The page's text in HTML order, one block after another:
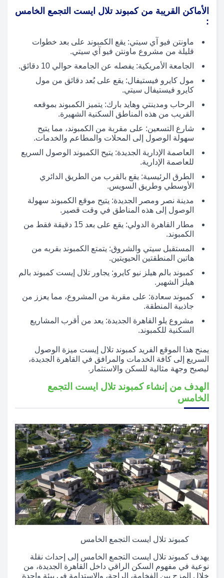
الأماكن القريبة من كمبوند تلال ايست التجمع الخامس
:
ماونتن فيو آي سيتي: يقع الكمبوند على بعد خطوات
قليلة من مشروع ماونتن فيو آي سيتي.
الجامعة الأمريكية: يفصله عن الجامعة حوالي 10 دقائق.
مول كايرو فيستيفال: يقع على بُعد دقائق من مول
كايرو فيستيفال سيتي.
الرحاب ومدينتي وهايد بارك: يتميز الكمبوند بموقعه
القريب من هذه المناطق السكنية الشهيرة.
شارع التسعين: على مقربة من الكمبوند، مما يتيح
سهولة الوصول إلى المحلات والمطاعم والخدمات.
العاصمة الإدارية الجديدة: يتيح الكمبوند الوصول السريع
للعاصمة الإدارية.
الطرق الرئيسية: يقع بالقرب من الطريق الدائري
الأوسطي وطريق السويس.
مدينة نصر ومصر الجديدة: يتيح موقع الكمبوند سهولة
الوصول إلى هذه المناطق في وقت قصير.
مطار القاهرة الدولي: يقع على بعد 15 دقيقة فقط من
الكمبوند.
المستقبل سيتي والشروق: يتمتع الكمبوند بقربه من
هاتين المنطقتين الحيويتين.
كمبوند بالم هيلز نيو كايرو: يجاور تلال إيست كمبوند بالم
هيلز الشهير.
كمبوند سعادة: على مقربة من المشروع، مما يعزز من
جاذبية المنطقة.
مشروع يلو القاهرة الجديدة: يعد من أقرب المشاريع
السكنية للكمبوند.
يمنح هذا الموقع الفريد كمبوند تلال إيست ميزة الوصول
السريع إلى كافة الخدمات والمرافق في القاهرة الجديدة،
ليصبح وجهة مثالية للسكن والاستثمار.
الهدف من إنشاء كمبوند تلال ايست التجمع
الخامس
كمبوند تلال ايست التجمع الخامس
يهدف كمبوند تلال ايست التجمع الخامس إلى إحداث نقلة
نوعية في مفهوم السكن الراقي داخل القاهرة الجديدة، من
خلال المزج بين الفخامة، الراحة، والاستدامة في بيئة واحدة